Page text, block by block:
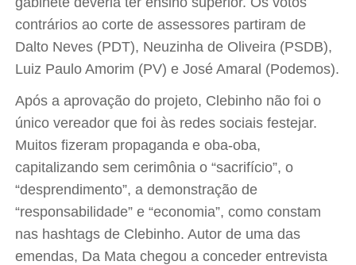
contrários ao corte de assessores partiram de
Dalto Neves (PDT), Neuzinha de Oliveira (PSDB),
Luiz Paulo Amorim (PV) e José Amaral (Podemos).
Após a aprovação do projeto, Clebinho não foi o
único vereador que foi às redes sociais festejar.
Muitos fizeram propaganda e oba-oba,
capitalizando sem cerimônia o “sacrifício”, o
“desprendimento”, a demonstração de
“responsabilidade” e “economia”, como constam
nas hashtags de Clebinho. Autor de uma das
emendas, Da Mata chegou a conceder entrevista